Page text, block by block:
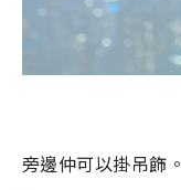
旁邊仲可以掛吊飾。